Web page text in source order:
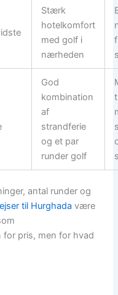
Stærk
hotelkomfort
med golf i
nærheden
God
kombination
af
strandferie
og et par
runder golf
antal runder og
til Hurghada være
for pris, men for hvad